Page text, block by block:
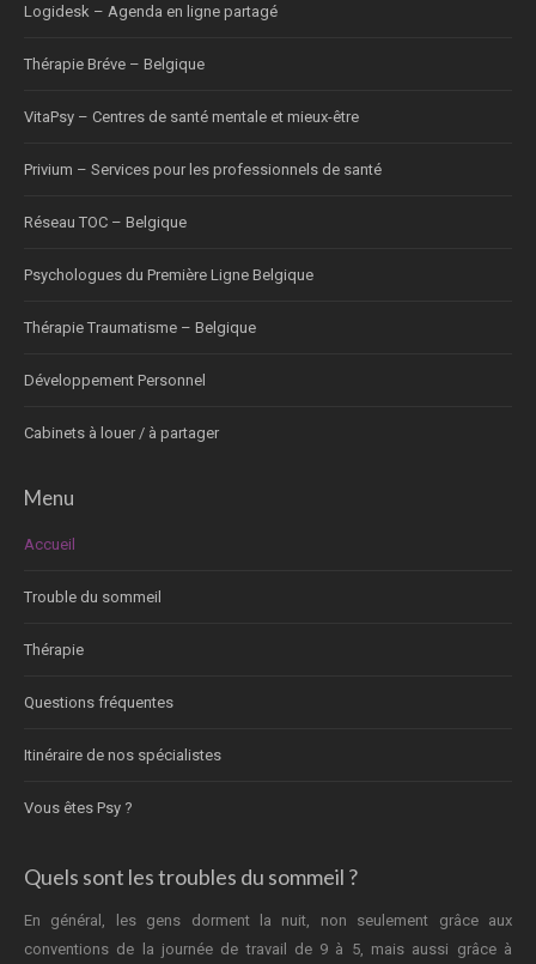
Logidesk – Agenda en ligne partagé
Thérapie Bréve – Belgique
VitaPsy – Centres de santé mentale et mieux-être
Privium – Services pour les professionnels de santé
Réseau TOC – Belgique
Psychologues du Première Ligne Belgique
Thérapie Traumatisme – Belgique
Développement Personnel
Cabinets à louer / à partager
Menu
Accueil
Trouble du sommeil
Thérapie
Questions fréquentes
Itinéraire de nos spécialistes
Vous êtes Psy ?
Quels sont les troubles du sommeil ?
En général, les gens dorment la nuit, non seulement grâce aux
conventions de la journée de travail de 9 à 5, mais aussi grâce à